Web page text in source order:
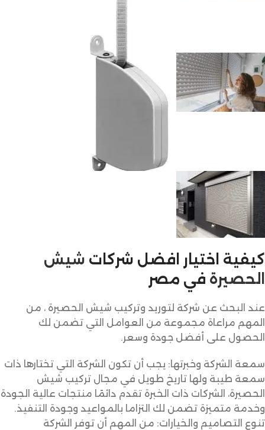
كيفية اختيار افضل شركات شيش
الحصيرة في مصر
عند البحث عن شركة لتوريد وتركيب شيش الحصيرة ، من
المهم مراعاة مجموعة من العوامل التي تضمن لك
الحصول على أفضل جودة وسعر.
سمعة الشركة وخبرتها: يجب أن تكون الشركة التي تختارها ذات
سمعة طيبة ولها تاريخ طويل في مجال تركيب شيش
الحصيرة، الشركات ذات الخبرة تقدم دائمًا منتجات عالية الجودة
وخدمة متميزة تضمن لك التزاما بالمواعيد وجودة التنفيذ.
تنوع التصاميم والخيارات: من المهم أن توفر الشركة